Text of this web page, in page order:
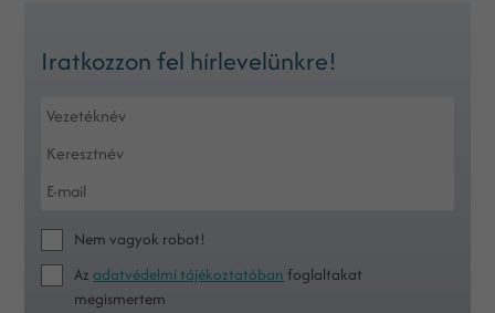
Iratkozzon fel hírlevelünkre!
Nem vagyok robot!
Azadatvédelmi tájékoztatóban foglaltakat
megismertem